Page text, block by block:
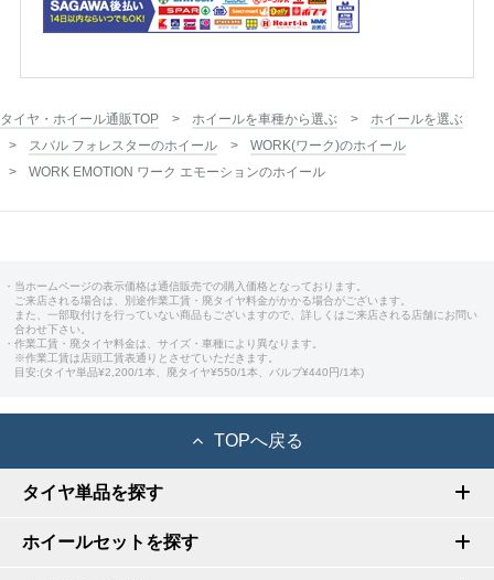
タイヤ・ホイール通販TOP ホイールを車種から選ぶ
ホイールを選ぶ
スバル フォレスターのホイール
WORK(ワーク)のホイール
WORK EMOTION ワーク エモーションのホイール
・当ホームページの表示価格は通信販売での購入価格となっております。
ご来店される場合は、別途作業工賃・廃タイヤ料金がかかる場合がございます。
また、一部取付けを行っていない商品もございますので、詳しくはご来店される店舗にお問い
合わせ下さい。
・作業工賃・廃タイヤ料金は、サイズ・車種により異なります。
※作業工賃は店頭工賃表通りとさせていただきます。
目安:(タイヤ単品¥2,200/1本、廃タイヤ¥550/1本、バルブ¥440円/1本)
TOPへ戻る
タイヤ単品を探す
ホイールセットを探す